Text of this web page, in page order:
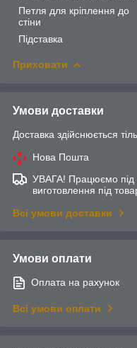
Петля для кріплення до
стіни
Підставка
Приховати
Умови доставки
Доставка здійснюється
Нова Пошта
УВАГА! Працюємо під
виготовлення під
Всі умови доставки
Умови оплати
Оплата на рахунок
Всі умови оплати